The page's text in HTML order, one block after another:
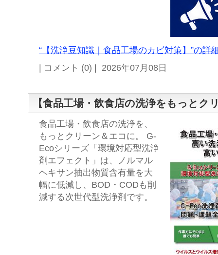
“【洗浄豆知識｜食品工場のカビ対策】”の詳
| コメント (0) | 2026年07月08日
【食品工場・飲食店の洗浄をもっとク
食品工場・飲食店の洗浄を、
もっとクリーン＆エコに。 G-
Ecoシリーズ「環境対応型洗浄
剤エフェクト」は、ノルマル
ヘキサン抽出物質含有量を大
幅に低減し、BOD・CODも削
減する次世代型洗浄剤です。